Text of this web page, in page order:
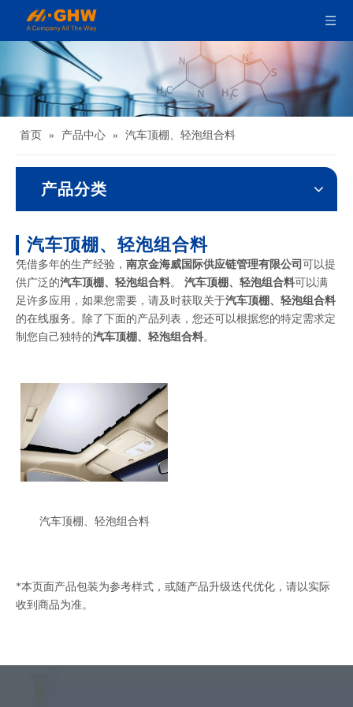
首页 » 产品中心 » 汽车顶棚、轻泡组合料
产品分类
汽车顶棚、轻泡组合料
凭借多年的生产经验， 南京金海威国际供应链管理有限公司 可以提
供广泛的汽车顶棚、轻泡组合料。 汽车顶棚、轻泡组合料可以满
足许多应用，如果您需要，请及时获取关于汽车顶棚、轻泡组合料
的在线服务。除了下面的产品列表，您还可以根据您的特定需求定
制您自己独特的汽车顶棚、轻泡组合料。
汽车顶棚、轻泡组合料
*本页面产品包装为参考样式，或随产品升级迭代优化，请以实际
收到商品为准。